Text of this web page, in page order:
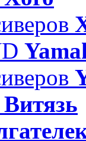
Витязь